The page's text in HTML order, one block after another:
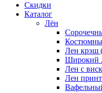
Скидки
Каталог
Лён
Лен крэш
Широкий
Лен с
Лен